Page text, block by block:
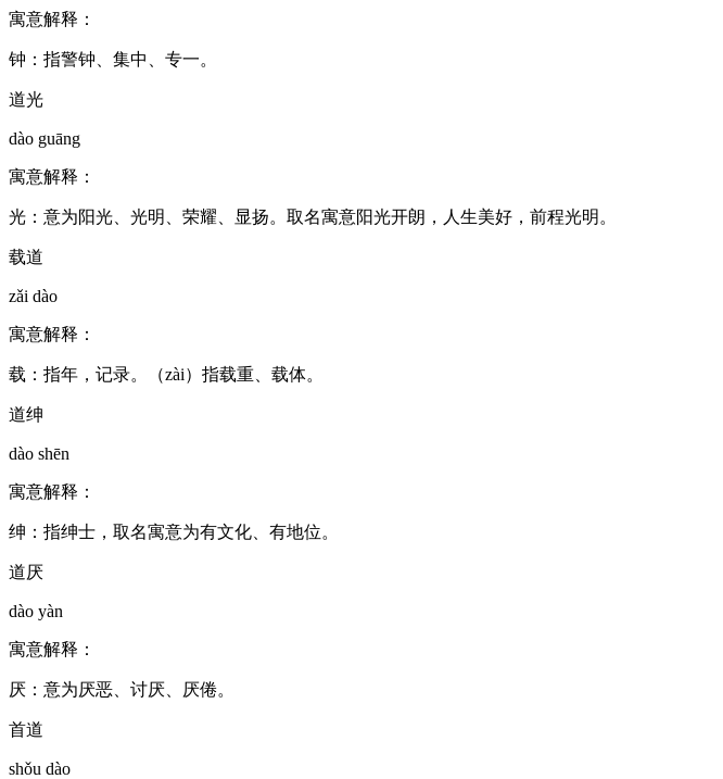
寓意解释：
钟：指警钟、集中、专一。
道光
dào guāng
寓意解释：
光：意为阳光、光明、荣耀、显扬。取名寓意阳光开朗，人生美好，前程光明。
载道
zǎi dào
寓意解释：
载：指年，记录。（zài）指载重、载体。
道绅
dào shēn
寓意解释：
绅：指绅士，取名寓意为有文化、有地位。
道厌
dào yàn
寓意解释：
厌：意为厌恶、讨厌、厌倦。
首道
shǒu dào